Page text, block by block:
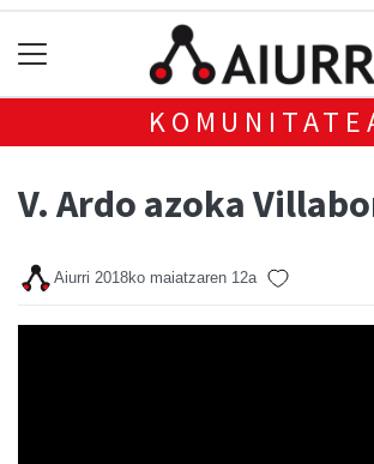
V. Ardo azoka
Aiurri 2018ko maiatzaren 12a